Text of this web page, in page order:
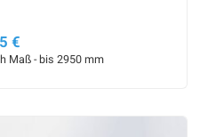
€
Maß - bis 2950 mm